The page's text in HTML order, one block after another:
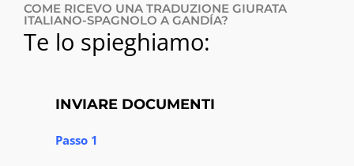
COME RICEVO UNA TRADUZIONE GIURATA
ITALIANO-SPAGNOLO A GANDÍA?
Te lo spieghiamo:
INVIARE DOCUMENTI
Passo 1